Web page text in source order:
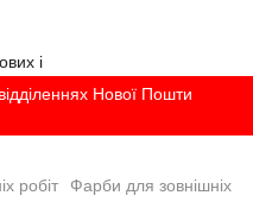
Нової Пошти
робіт Фарби для зовнішніх